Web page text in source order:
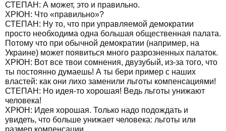
СТЕПАН: А может, это и правильно.
ХРЮН: Что «правильно»?
СТЕПАН: Ну то, что при управляемой демократии
просто необходима одна большая общественная палата.
Потому что при обычной демократии (например, на
Украине) может появиться много разрозненных палаток.
ХРЮН: Вот все твои сомнения, двузубый, из-за того, что
ты постоянно думаешь! А ты бери пример с наших
властей: как они лихо заменили льготы компенсациями!
СТЕПАН: Но идея-то хорошая! Ведь льготы унижают
человека!
ХРЮН: Идея хорошая. Только надо подождать и
увидеть, что больше унижает человека: льготы или
размер компенсации.